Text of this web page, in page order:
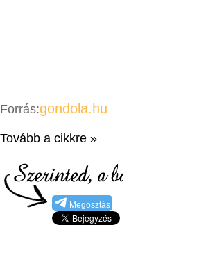
Forrás:gondola.hu
Tovább a cikkre »
Megosztás